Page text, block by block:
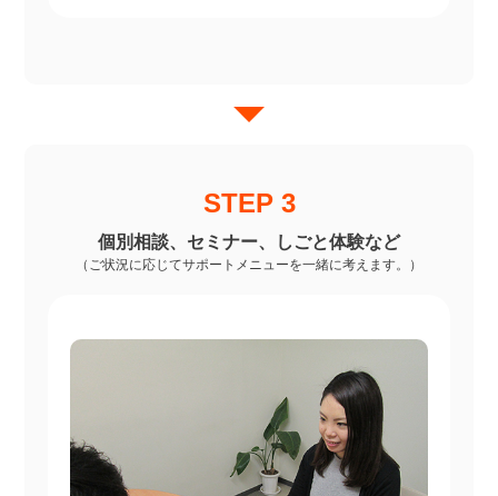
STEP 3
個別相談、セミナー、しごと体験など
（ご状況に応じてサポートメニューを一緒に考えます。）